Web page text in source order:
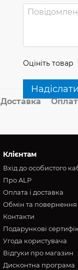
Оцініть товар
Надіслати
Доставка
Клієнтам
Вхід до особистого
Про ALP
Оплата і доставка
Обмін та повернення
Контакти
Подарункові
Угода користувача
Відгуки про магазин
Дисконтна програма